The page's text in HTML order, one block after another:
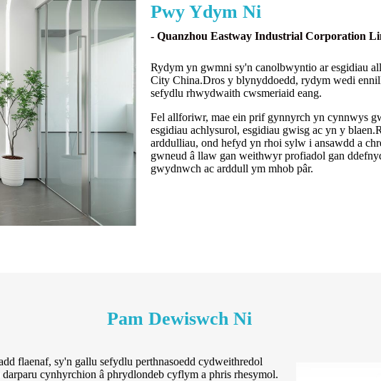
Pwy Ydym Ni
- Quanzhou Eastway Industrial Corporation
Rydym yn gwmni sy'n canolbwyntio ar esgidiau
City China.Dros y blynyddoedd, rydym wedi
sefydlu rhwydwaith cwsmeriaid eang.
Fel allforiwr, mae ein prif gynnyrch yn cynnwys
esgidiau achlysurol, esgidiau gwisg ac yn y
arddulliau, ond hefyd yn rhoi sylw i ansawdd a
gwneud â llaw gan weithwyr profiadol gan
gwydnwch ac arddull ym mhob pâr.
Pam Dewiswch Ni
flaenaf, sy'n gallu sefydlu perthnasoedd cydweithredol
cynhyrchion â phrydlondeb cyflym a phris rhesymol.